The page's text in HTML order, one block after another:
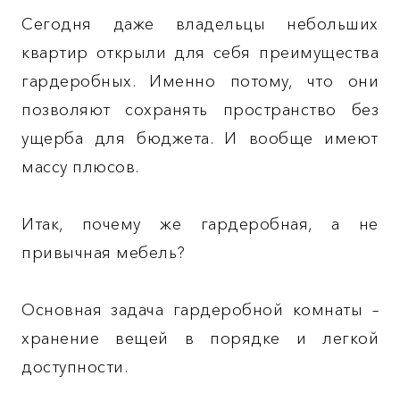
Сегодня даже владельцы небольших
квартир открыли для себя преимущества
гардеробных. Именно потому, что они
позволяют сохранять пространство без
ущерба для бюджета. И вообще имеют
массу плюсов.
Итак, почему же гардеробная, а не
привычная мебель?
Основная задача гардеробной комнаты –
хранение вещей в порядке и легкой
доступности.